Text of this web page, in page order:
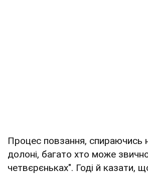
Процес повзання, спираючись
долоні, багато хто може
четвєрєньках". Годі й казати,